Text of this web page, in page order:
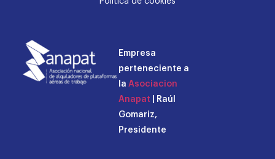
Empresa
perteneciente a
la Asociacion
Anapat | Raúl
Gomariz,
Presidente